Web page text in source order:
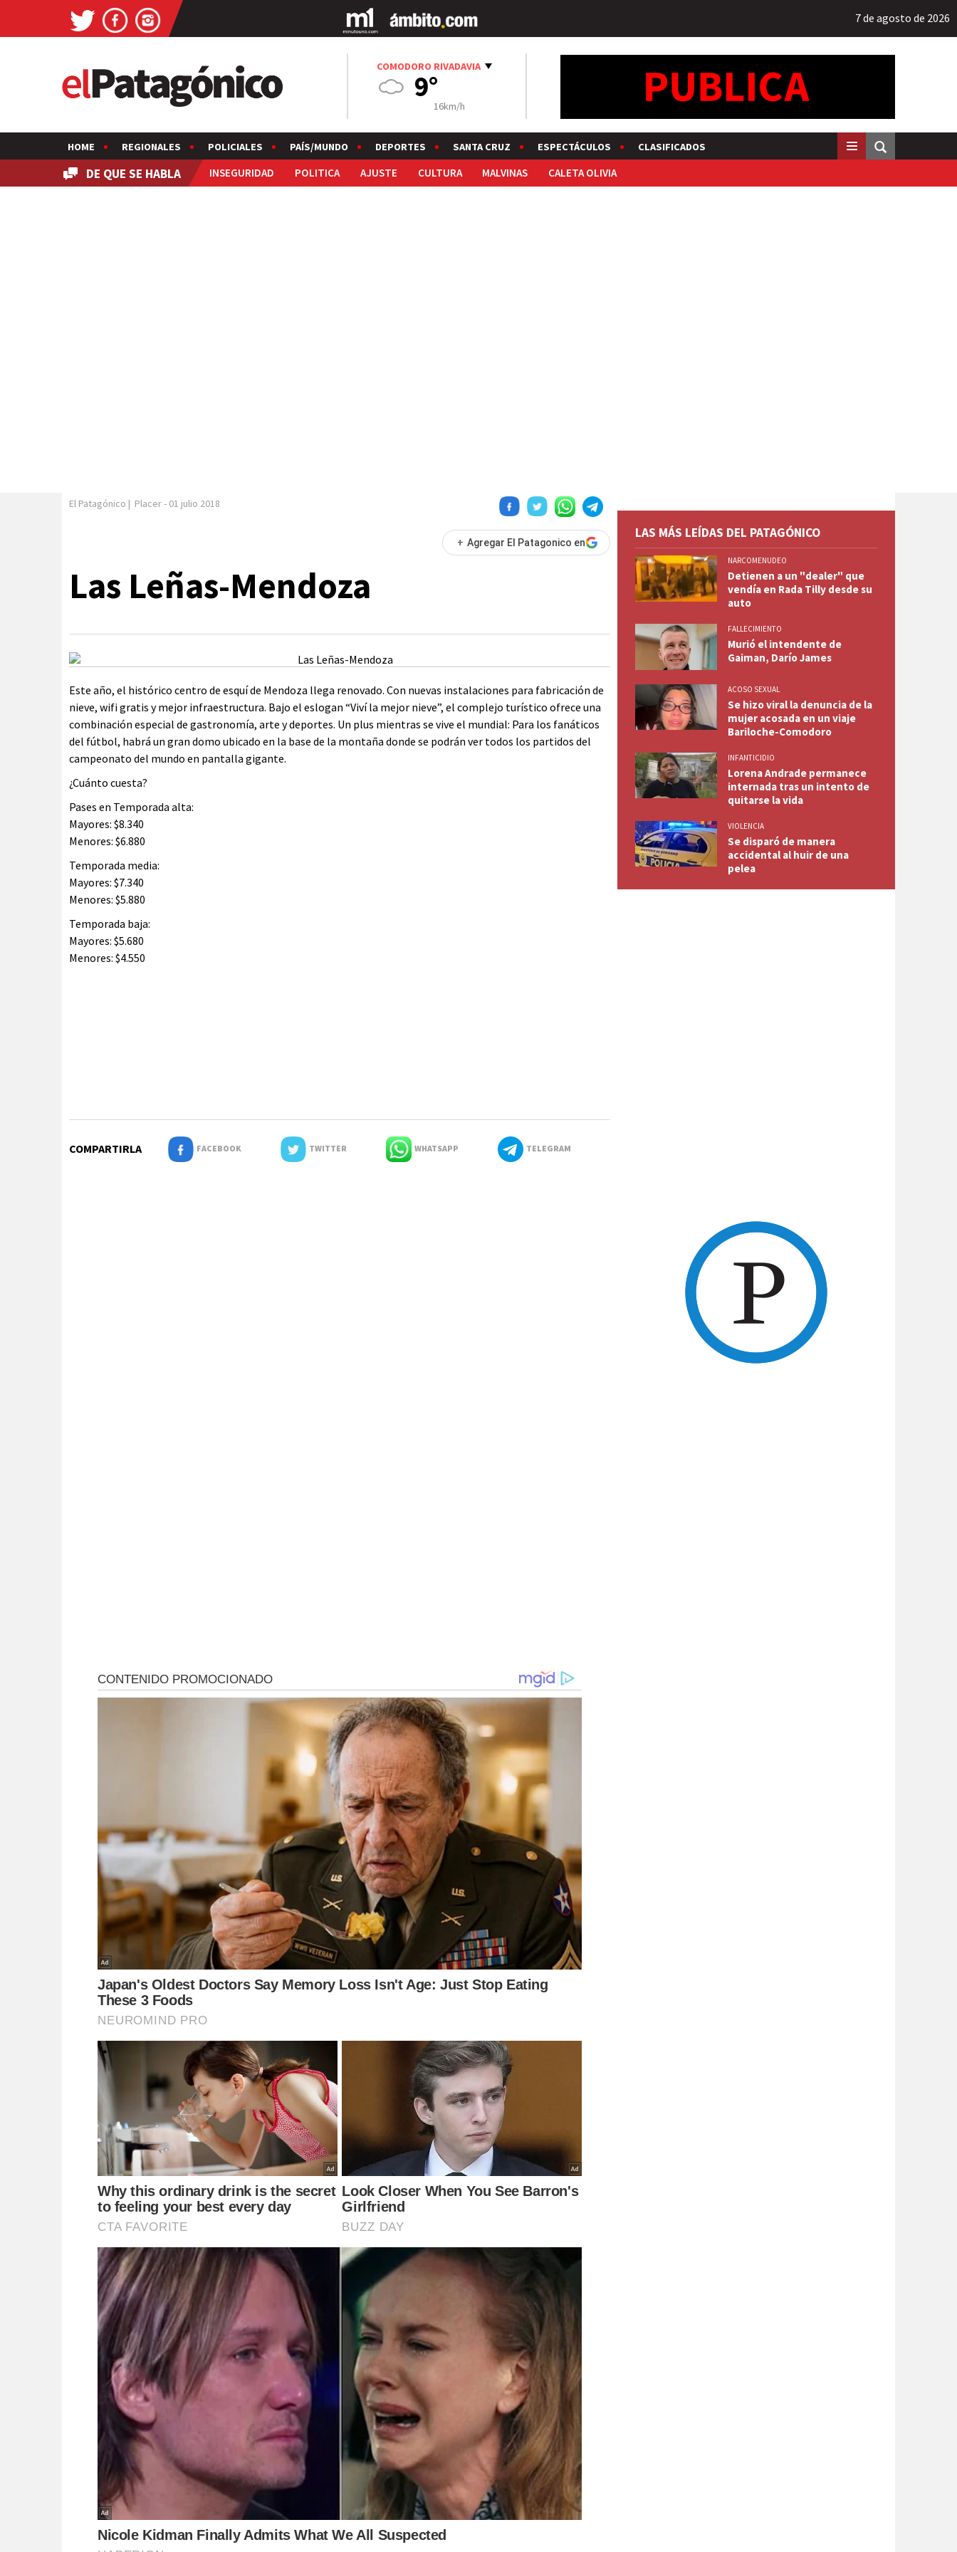
7 de agosto de 2026
COMODORO RIVADAVIA
9°
16km/h
HOME REGIONALES POLICIALES PAÍS/MUNDO DEPORTES SANTA CRUZ ESPECTÁCULOS CLASIFICADOS
DE QUE SE HABLA INSEGURIDAD POLITICA AJUSTE CULTURA MALVINAS CALETA OLIVIA
El Patagónico | Placer- 01 julio 2018
+ Agregar El Patagonico en
Las Leñas-Mendoza
Este año, el histórico centro de esquí de Mendoza llega renovado. Con nuevas instalaciones para fabricación de
nieve, wifi gratis y mejor infraestructura. Bajo el eslogan “Viví la mejor nieve”, el complejo turístico ofrece una
combinación especial de gastronomía, arte y deportes. Un plus mientras se vive el mundial: Para los fanáticos
del fútbol, habrá un gran domo ubicado en la base de la montaña donde se podrán ver todos los partidos del
campeonato del mundo en pantalla gigante.
¿Cuánto cuesta?
Pases en Temporada alta:
Mayores: $8.340
Menores: $6.880
Temporada media:
Mayores: $7.340
Menores: $5.880
Temporada baja:
Mayores: $5.680
Menores: $4.550
COMPARTIRLA FACEBOOK TWITTER WHATSAPP TELEGRAM
LAS MÁS LEÍDAS DEL PATAGÓNICO
NARCOMENUDEO
Detienen a un "dealer" que
vendía en Rada Tilly desde su
auto
FALLECIMIENTO
Murió el intendente de
Gaiman, Darío James
ACOSO SEXUAL
Se hizo viral la denuncia de la
mujer acosada en un viaje
Bariloche-Comodoro
INFANTICIDIO
Lorena Andrade permanece
internada tras un intento de
quitarse la vida
VIOLENCIA
Se disparó de manera
accidental al huir de una
pelea